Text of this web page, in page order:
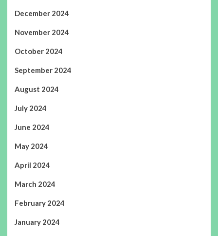
December 2024
November 2024
October 2024
September 2024
August 2024
July 2024
June 2024
May 2024
April 2024
March 2024
February 2024
January 2024